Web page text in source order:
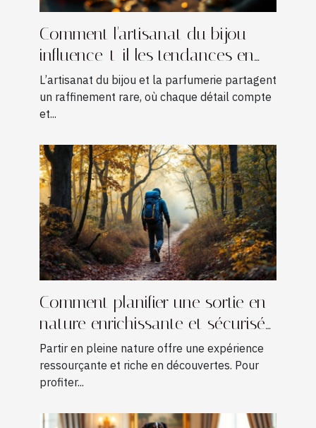
Comment l'artisanat du bijou
influence-t-il les tendances en
parfumerie ?
L’artisanat du bijou et la parfumerie partagent
un raffinement rare, où chaque détail compte
et...
Comment planifier une sortie en
nature enrichissante et sécurisée
?
Partir en pleine nature offre une expérience
ressourçante et riche en découvertes. Pour
profiter...